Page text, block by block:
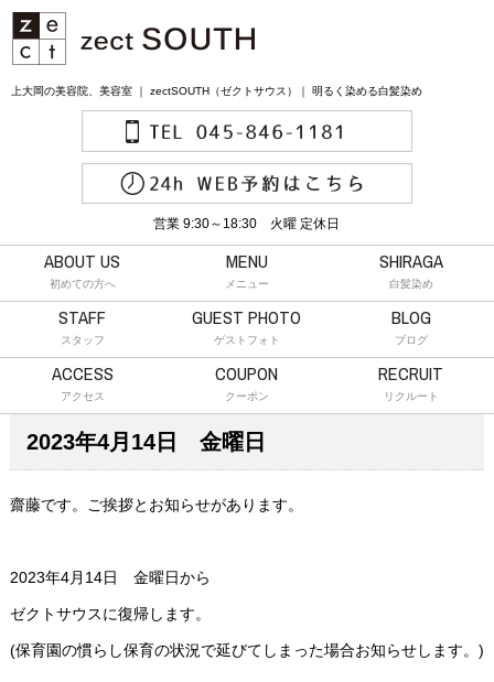
上大岡の美容院、美容室 ｜ zectSOUTH（ゼクトサウス）｜ 明るく染める白髪染め
営業 9:30～18:30 火曜 定休日
ABOUT US
初めての方へ
MENU
メニュー
SHIRAGA
白髪染め
STAFF
スタッフ
GUEST PHOTO
ゲストフォト
BLOG
ブログ
ACCESS
アクセス
COUPON
クーポン
RECRUIT
リクルート
2023年4月14日 金曜日
齋藤です。ご挨拶とお知らせがあります。
2023年4月14日 金曜日から
ゼクトサウスに復帰します。
(保育園の慣らし保育の状況で延びてしまった場合お知らせします。)